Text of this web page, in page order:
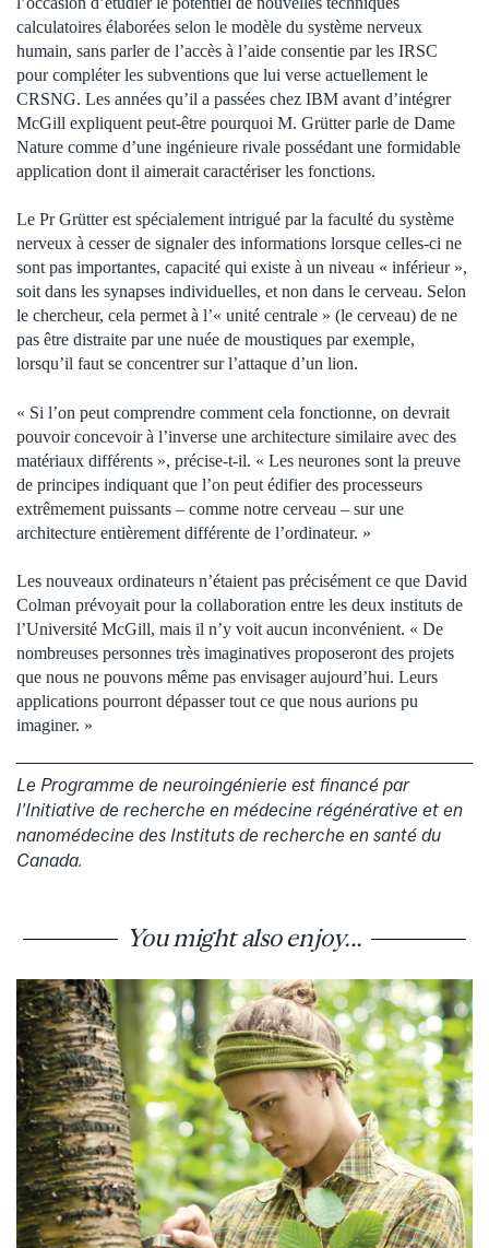
calculatoires élaborées selon le modèle du système nerveux
humain, sans parler de l’accès à l’aide consentie par les IRSC
pour compléter les subventions que lui verse actuellement le
CRSNG. Les années qu’il a passées chez IBM avant d’intégrer
McGill expliquent peut-être pourquoi M. Grütter parle de Dame
Nature comme d’une ingénieure rivale possédant une formidable
application dont il aimerait caractériser les fonctions.
Le Pr Grütter est spécialement intrigué par la faculté du système
nerveux à cesser de signaler des informations lorsque celles-ci ne
sont pas importantes, capacité qui existe à un niveau « inférieur »,
soit dans les synapses individuelles, et non dans le cerveau. Selon
le chercheur, cela permet à l’« unité centrale » (le cerveau) de ne
pas être distraite par une nuée de moustiques par exemple,
lorsqu’il faut se concentrer sur l’attaque d’un lion.
« Si l’on peut comprendre comment cela fonctionne, on devrait
pouvoir concevoir à l’inverse une architecture similaire avec des
matériaux différents », précise-t-il. « Les neurones sont la preuve
de principes indiquant que l’on peut édifier des processeurs
extrêmement puissants – comme notre cerveau – sur une
architecture entièrement différente de l’ordinateur. »
Les nouveaux ordinateurs n’étaient pas précisément ce que David
Colman prévoyait pour la collaboration entre les deux instituts de
l’Université McGill, mais il n’y voit aucun inconvénient. « De
nombreuses personnes très imaginatives proposeront des projets
que nous ne pouvons même pas envisager aujourd’hui. Leurs
applications pourront dépasser tout ce que nous aurions pu
imaginer. »
Le Programme de neuroingénierie est financé par
l’Initiative de recherche en médecine régénérative et en
nanomédecine des Instituts de recherche en santé du
Canada.
You might also enjoy...